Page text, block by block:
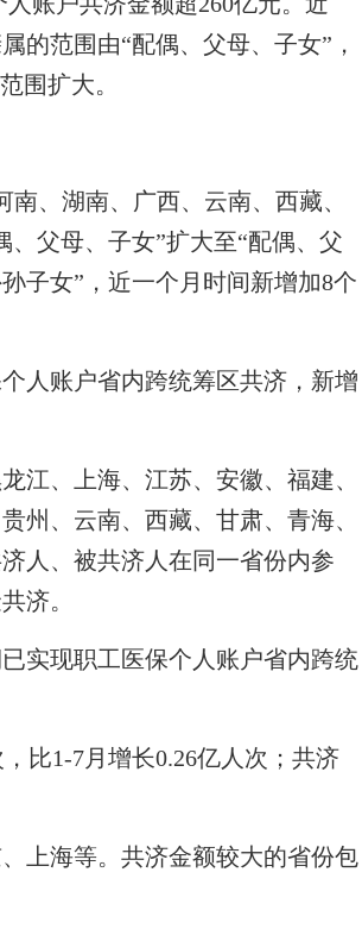
的范围由“配偶、父母、子女”，
围扩大。
、湖南、广西、云南、西藏、
父母、子女”扩大至“配偶、父
子女”，近一个月时间新增加8个
人账户省内跨统筹区共济，新增
、上海、江苏、安徽、福建、
州、云南、西藏、甘肃、青海、
人、被共济人在同一省份内参
济。
实现职工医保个人账户省内跨统
比1-7月增长0.26亿人次；共济
上海等。共济金额较大的省份包